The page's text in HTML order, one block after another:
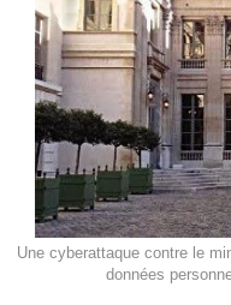
Une cyberattaque contre le
données